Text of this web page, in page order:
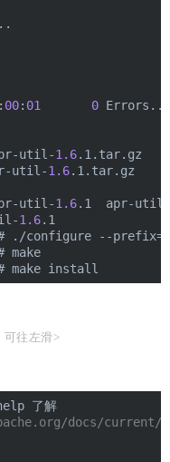
: 00: 01 0 Errors..
util-1.6.1.tar.gz
util-1.6.1.tar.gz
util-1.6.1  apr-util-
1.6.1
./configure --
make
make install
可往左滑>
了解
docs/current/